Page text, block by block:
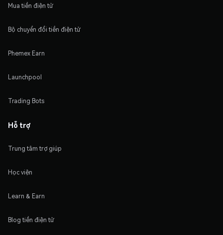
Mua tiền điện tử
Bộ chuyển đổi tiền điện tử
Phemex Earn
Launchpool
Trading Bots
Hỗ trợ
Trung tâm trợ giúp
Học viện
Learn & Earn
Blog tiền điện tử